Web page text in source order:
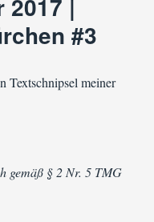
Textschnipsel-
Türchen
#4
2017 |
#3
Textschnipsel meiner
gemäß § 2 Nr. 5 TMG